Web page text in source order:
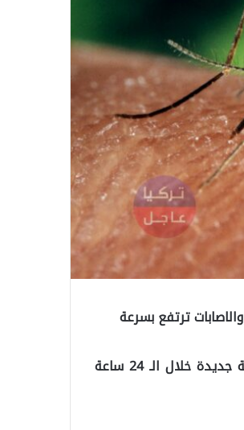
ترتفع بسرعة
بينما توفي 11 شخصًا بفيروس غرب النيل في اليونان ، تم اكتشاف 123 حالة جديدة خلال الـ 24 ساعة